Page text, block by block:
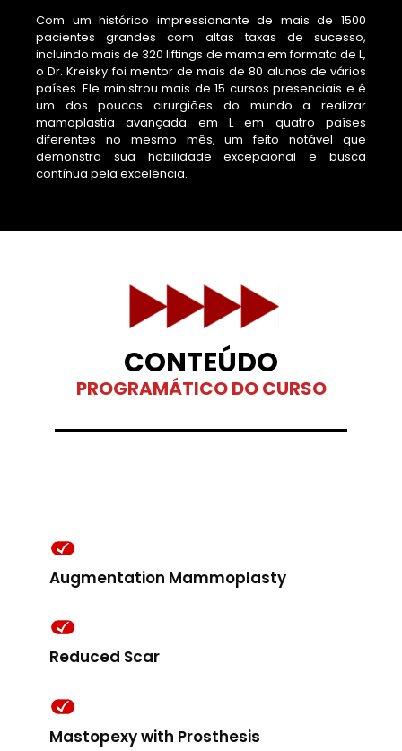
Com um histórico impressionante de mais de 1500
pacientes grandes com altas taxas de sucesso,
incluindo mais de 320 liftings de mama em formato de L,
o Dr. Kreisky foi mentor de mais de 80 alunos de vários
países. Ele ministrou mais de 15 cursos presenciais e é
um dos poucos cirurgiões do mundo a realizar
mamoplastia avançada em L em quatro países
diferentes no mesmo mês, um feito notável que
demonstra sua habilidade excepcional e busca
contínua pela excelência.
CONTEÚDO
PROGRAMÁTICO DO CURSO
Augmentation Mammoplasty
Reduced Scar
Mastopexy with Prosthesis